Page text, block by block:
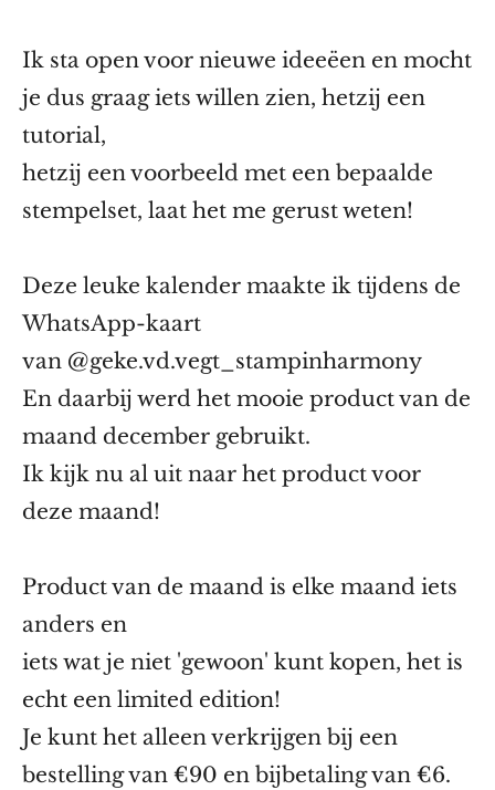
Ik sta open voor nieuwe ideeëen en mocht
je dus graag iets willen zien, hetzij een
tutorial,
hetzij een voorbeeld met een bepaalde
stempelset, laat het me gerust weten!
Deze leuke kalender maakte ik tijdens de
WhatsApp-kaart
van @geke.vd.vegt_stampinharmony
En daarbij werd het mooie product van de
maand december gebruikt.
Ik kijk nu al uit naar het product voor
deze maand!
Product van de maand is elke maand iets
anders en
iets wat je niet 'gewoon' kunt kopen, het is
echt een limited edition!
Je kunt het alleen verkrijgen bij een
bestelling van €90 en bijbetaling van €6.